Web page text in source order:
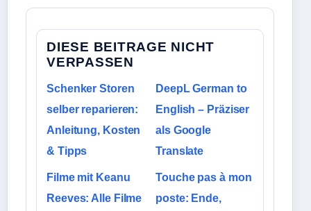
DIESE BEITRAGE NICHT
VERPASSEN
Schenker Storen
selber reparieren:
Anleitung, Kosten
& Tipps
DeepL German to
English – Präziser
als Google
Translate
Filme mit Keanu
Reeves: Alle Filme
Touche pas à mon
poste: Ende,